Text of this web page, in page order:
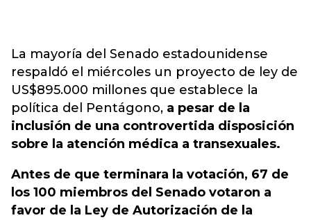
La mayoría del Senado estadounidense
respaldó el miércoles un proyecto de ley de
US$895.000 millones que establece la
política del Pentágono, a pesar de la
inclusión de una controvertida disposición
sobre la atención médica a transexuales.
Antes de que terminara la votación, 67 de
los 100 miembros del Senado votaron a
favor de la Ley de Autorización de la